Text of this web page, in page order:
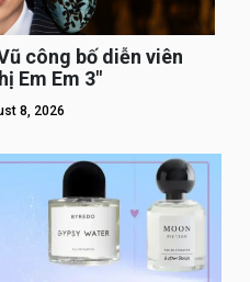
công bố diễn viên
Em Em 3″
8, 2026